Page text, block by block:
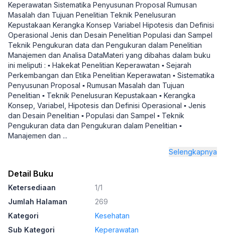
Keperawatan Sistematika Penyusunan Proposal Rumusan
Masalah dan Tujuan Penelitian Teknik Penelusuran
Kepustakaan Kerangka Konsep Variabel Hipotesis dan Definisi
Operasional Jenis dan Desain Penelitian Populasi dan Sampel
Teknik Pengukuran data dan Pengukuran dalam Penelitian
Manajemen dan Analisa DataMateri yang dibahas dalam buku
ini meliputi : ▪ Hakekat Penelitian Keperawatan ▪ Sejarah
Perkembangan dan Etika Penelitian Keperawatan ▪ Sistematika
Penyusunan Proposal ▪ Rumusan Masalah dan Tujuan
Penelitian ▪ Teknik Penelusuran Kepustakaan ▪ Kerangka
Konsep, Variabel, Hipotesis dan Definisi Operasional ▪ Jenis
dan Desain Penelitian ▪ Populasi dan Sampel ▪ Teknik
Pengukuran data dan Pengukuran dalam Penelitian ▪
Manajemen dan ...
Selengkapnya
Detail Buku
Ketersediaan
1/1
Jumlah Halaman
269
Kategori
Kesehatan
Sub Kategori
Keperawatan